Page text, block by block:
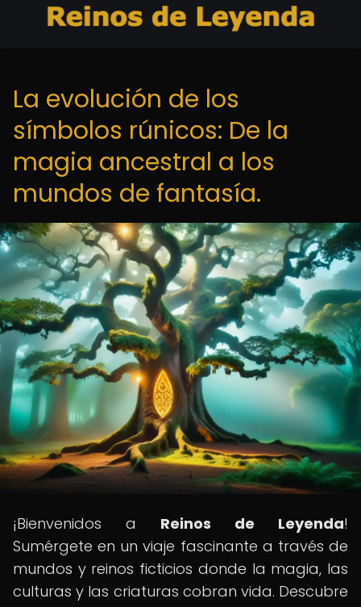
La evolución de los
símbolos rúnicos: De la
magia ancestral a los
mundos de fantasía.
¡Bienvenidos a Reinos de Leyenda!
Sumérgete en un viaje fascinante a través de
mundos y reinos ficticios donde la magia, las
culturas y las criaturas cobran vida. Descubre